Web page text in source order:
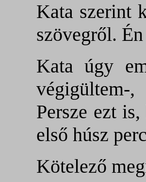
Kata szerint
szövegről.
Kata úgy
Persze ezt
első húsz
Kötelező